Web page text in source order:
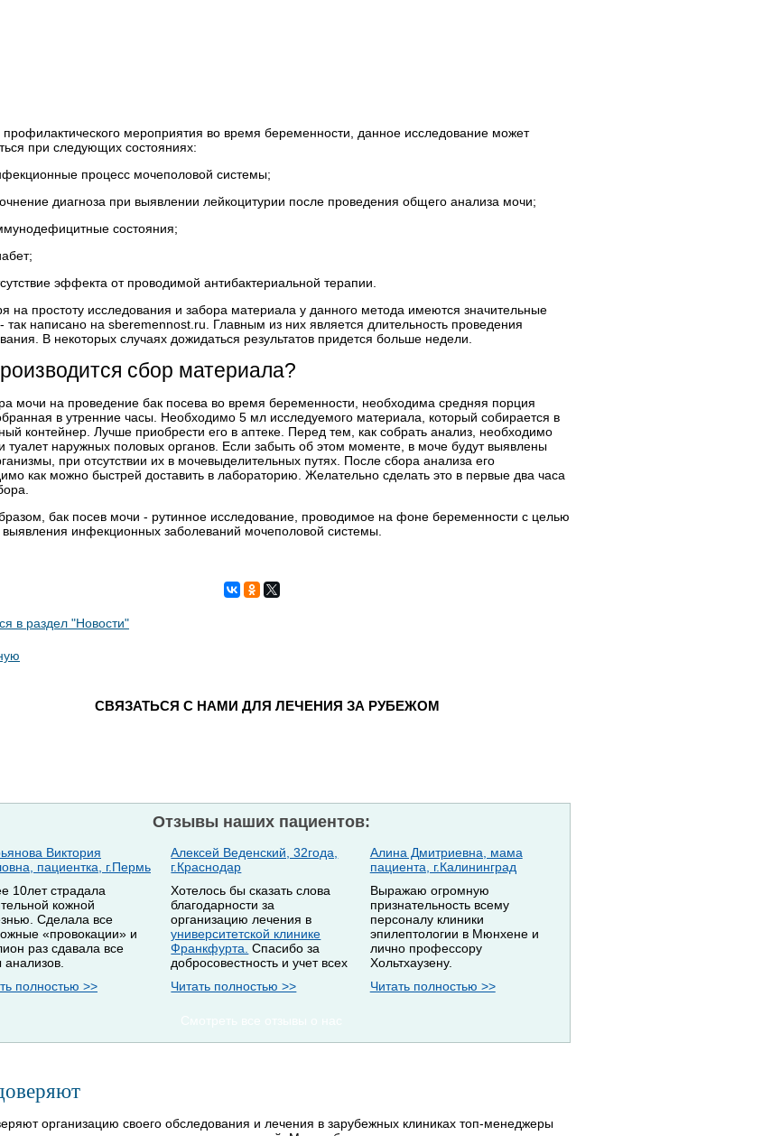
мероприятия во время беременности, данное исследование может
при следующих состояниях:
процесс мочеполовой системы;
диагноза при выявлении лейкоцитурии после проведения общего анализа мочи;
состояния;
эффекта от проводимой антибактериальной терапии.
на простоту исследования и забора материала у данного метода имеются значительные
так написано на sberemennost.ru. Главным из них является длительность проведения
В некоторых случаях дожидаться результатов придется больше недели.
сбор материала?
мочи на проведение бак посева во время беременности , необходима средняя порция
в утренние часы. Необходимо 5 мл исследуемого материала, который собирается в
контейнер. Лучше приобрести его в аптеке. Перед тем, как собрать анализ, необходимо
туалет наружных половых органов. Если забыть об этом моменте, в моче будут выявлены
при отсутствии их в мочевыделительных путях. После сбора анализа его
как можно быстрей доставить в лабораторию. Желательно сделать это в первые два часа
бак посев мочи - рутинное исследование, проводимое на фоне беременности с целью
выявления инфекционных заболеваний мочеполовой системы.
в раздел "Новости"
СВЯЗАТЬСЯ С НАМИ ДЛЯ ЛЕЧЕНИЯ ЗА РУБЕЖОМ
Отзывы наших пациентов:
Виктория
пациентка, г.Пермь
10лет страдала
кожной
Сделала все
«провокации» и
раз сдавала все
анализов.
полностью >>
Алексей Веденский, 32года,
г.Краснодар
Хотелось бы сказать слова
благодарности за
организацию лечения в
университетской клинике
Франкфурта. Спасибо за
добросовестность и учет всех
Читать полностью >>
Алина Дмитриевна, мама
пациента, г.Калининград
Выражаю огромную
признательность всему
персоналу клиники
эпилептологии в Мюнхене и
лично профессору
Хольтхаузену.
Читать полностью >>
организацию своего обследования и лечения в зарубежных клиниках топ-менеджеры